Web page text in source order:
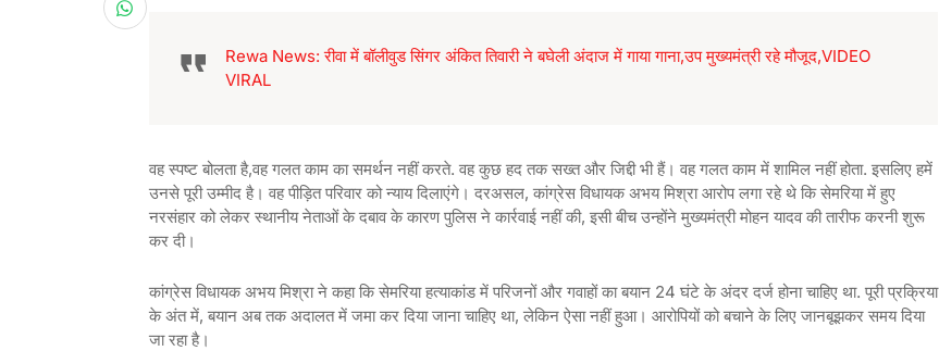
Rewa News: रीवा में बॉलीवुड सिंगर अंकित तिवारी ने बघेली अंदाज में गाया गाना,उप मुख्यमंत्री रहे मौजूद,VIDEO
VIRAL
वह स्पष्ट बोलता है,वह गलत काम का समर्थन नहीं करते. वह कुछ हद तक सख्त और जिद्दी भी हैं। वह गलत काम में शामिल नहीं होता. इसलिए हमें
उनसे पूरी उम्मीद है। वह पीड़ित परिवार को न्याय दिलाएंगे। दरअसल, कांग्रेस विधायक अभय मिश्रा आरोप लगा रहे थे कि सेमरिया में हुए
नरसंहार को लेकर स्थानीय नेताओं के दबाव के कारण पुलिस ने कार्रवाई नहीं की, इसी बीच उन्होंने मुख्यमंत्री मोहन यादव की तारीफ करनी शुरू
कर दी।
कांग्रेस विधायक अभय मिश्रा ने कहा कि सेमरिया हत्याकांड में परिजनों और गवाहों का बयान 24 घंटे के अंदर दर्ज होना चाहिए था. पूरी प्रक्रिया
के अंत में, बयान अब तक अदालत में जमा कर दिया जाना चाहिए था, लेकिन ऐसा नहीं हुआ। आरोपियों को बचाने के लिए जानबूझकर समय दिया
जा रहा है।